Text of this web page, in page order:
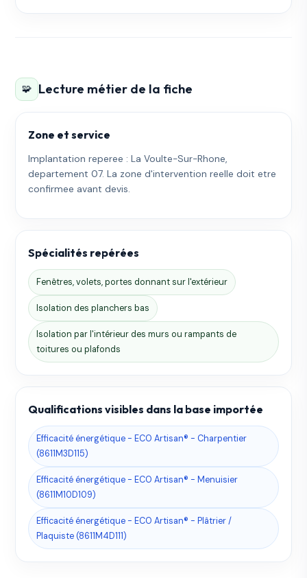
🧩 Lecture métier de la fiche
Zone et service
Implantation reperee : La Voulte-Sur-Rhone,
departement 07. La zone d'intervention reelle doit etre
confirmee avant devis.
Spécialités repérées
Fenêtres, volets, portes donnant sur l'extérieur
Isolation des planchers bas
Isolation par l'intérieur des murs ou rampants de
toitures ou plafonds
Qualifications visibles dans la base importée
Efficacité énergétique - ECO Artisan® - Charpentier
(8611M3D115)
Efficacité énergétique - ECO Artisan® - Menuisier
(8611M10D109)
Efficacité énergétique - ECO Artisan® - Plâtrier /
Plaquiste (8611M4D111)